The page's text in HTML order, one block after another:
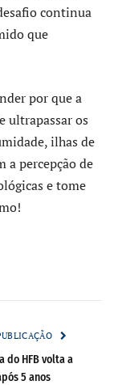
continua
que
por que a
ultrapassar os
ilhas de
a percepção de
e tome
do HFB volta a
5 anos